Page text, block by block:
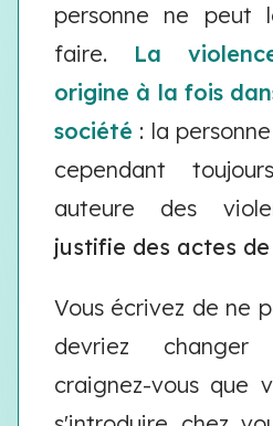
personne ne peut
faire. La
origine à la fois
société : la
cependant
auteure des
justifie des actes
Vous écrivez de ne
devriez changer
craignez-vous que